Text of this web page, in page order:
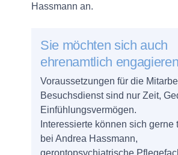
Hassmann an.
Sie möchten sich auch
ehrenamtlich
Voraussetzungen für die
Besuchsdienst sind nur Zeit,
Einfühlungsvermögen.
Interessierte können sich gerne
bei Andrea Hassmann,